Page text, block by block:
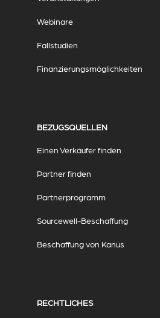
Webinare
Fallstudien
Finanzierungsmöglichkeiten
BEZUGSQUELLEN
Einen Verkäufer finden
Partner finden
Partnerprogramm
Sourcewell-Beschaffung
Beschaffung von Kanus
RECHTLICHES